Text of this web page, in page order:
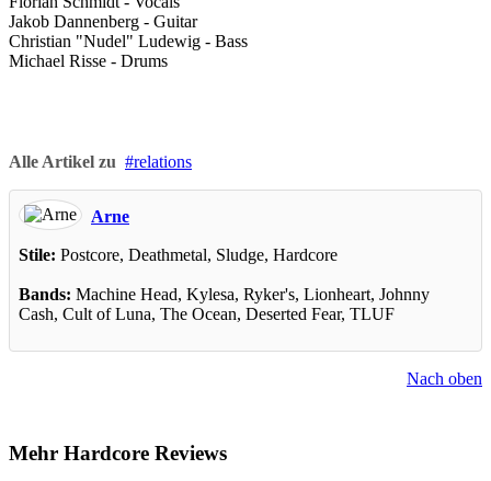
Jakob Dannenberg - Guitar
Christian "Nudel" Ludewig - Bass
Michael Risse - Drums
Alle Artikel zu relations
Arne
Stile: Postcore, Deathmetal, Sludge, Hardcore
Bands: Machine Head, Kylesa, Ryker's, Lionheart, Johnny
Cash, Cult of Luna, The Ocean, Deserted Fear, TLUF
Nach oben
Mehr Hardcore Reviews